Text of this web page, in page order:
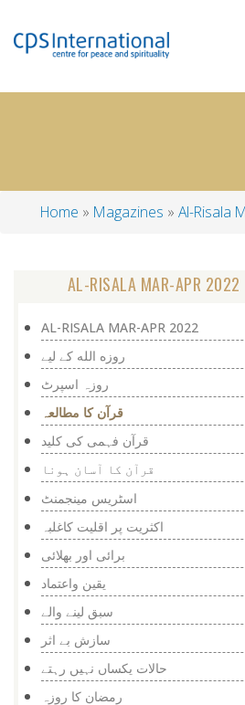
Breadcrumb
Home Magazines Al-Risala
AL-RISALA MAR-APR 2022
AL-RISALA MAR-APR 2022
روزه الله كے ليے
روزہ اسپرٹ
قرآن کا مطالعہ
قرآن فہمی کی کلید
قرآن کا آسان ہونا
اسٹریس مینجمنٹ
اکثریت پر اقلیت کاغلبہ
برائی اور بھلائی
یقین واعتماد
سبق لینے والے
سازش بے اثر
حالات یکساں نہیں رہتے
رمضان کا روزہ